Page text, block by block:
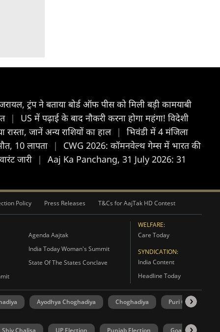
ट्रंप ने बताया बोर्ड ऑफ पीस को मिली बड़ी कामयाबी
|
US में पढ़ाई के बाद नौकरी करना होगा महंगा! विदेशी
जानें अन्य राशियों का हाल |
भिवंडी में 4 मंजिला
10 लापता |
CWG 2026: कॉमनवेल्थ गेम्स में भारत की
जारी |
Aaj Ka Panchang, 31 July 2026: 31
Policy Press Releases T&Cs for AajTak HD Contest
Agenda Aajtak
India Today Woman's Summit
State Of The States Conclave
WELFARE:
Care Today
SYNDICATION:
India Content
Headline Today
Ayodhya Choghadiya Choghadiya Puri Choghadiya
Shiv Chalisa UP Election Punjab Election Goa Election